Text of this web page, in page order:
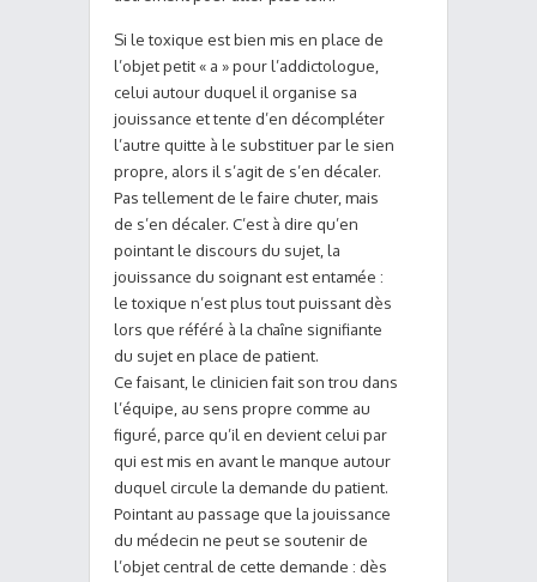
Si le toxique est bien mis en place de
l’objet petit « a » pour l’addictologue,
celui autour duquel il organise sa
jouissance et tente d’en décompléter
l’autre quitte à le substituer par le sien
propre, alors il s’agit de s’en décaler.
Pas tellement de le faire chuter, mais
de s’en décaler. C’est à dire qu’en
pointant le discours du sujet, la
jouissance du soignant est entamée :
le toxique n’est plus tout puissant dès
lors que référé à la chaîne signifiante
du sujet en place de patient.
Ce faisant, le clinicien fait son trou dans
l’équipe, au sens propre comme au
figuré, parce qu’il en devient celui par
qui est mis en avant le manque autour
duquel circule la demande du patient.
Pointant au passage que la jouissance
du médecin ne peut se soutenir de
l’objet central de cette demande : dès